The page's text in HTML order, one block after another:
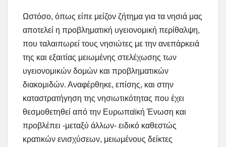
Ωστόσο, όπως είπε μείζον ζήτημα για τα νησιά μας
αποτελεί η προβληματική υγειονομική περίθαλψη,
που ταλαιπωρεί τους νησιώτες με την ανεπάρκειά
της και εξαιτίας μειωμένης στελέχωσης των
υγειονομικών δομών και προβληματικών
διακομιδών. Αναφέρθηκε, επίσης, και στην
καταστρατήγηση της νησιωτικότητας που έχει
θεσμοθετηθεί από την Ευρωπαϊκή Ένωση και
προβλέπει -μεταξύ άλλων- ειδικό καθεστώς
κρατικών ενισχύσεων, μειωμένους δείκτες